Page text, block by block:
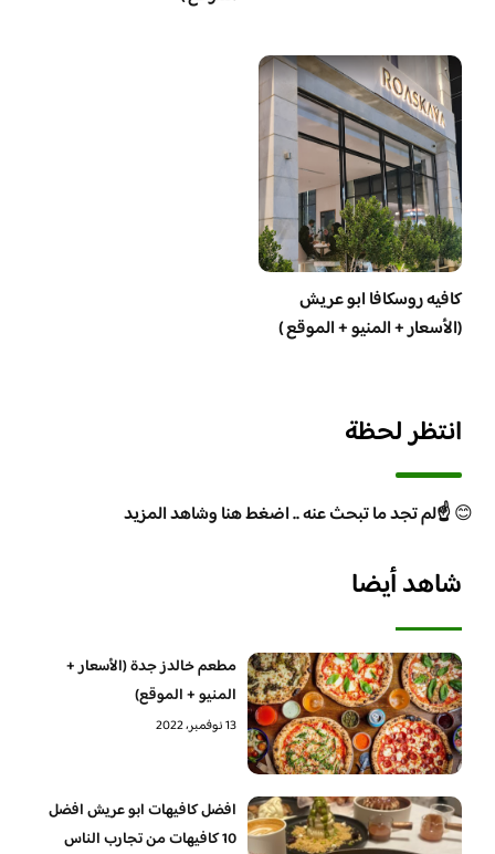
كافيه روسكافا ابو عريش
(الأسعار + المنيو + الموقع )
انتظر لحظة
😊☝️لم تجد ما تبحث عنه .. اضغط هنا وشاهد المزيد
شاهد أيضا
مطعم خالدز جدة (الأسعار +
المنيو + الموقع)
13 نوفمبر، 2022
افضل كافيهات ابو عريش افضل
10 كافيهات من تجارب الناس